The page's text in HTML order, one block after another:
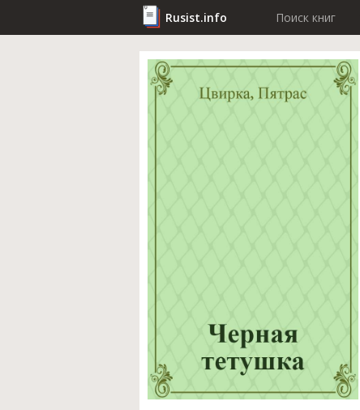
Rusist.info Поиск книг